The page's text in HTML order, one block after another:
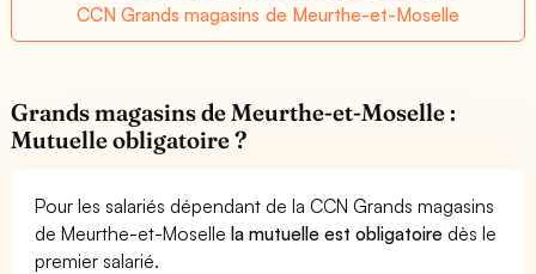
CCN Grands magasins de Meurthe-et-Moselle
Grands magasins de Meurthe-et-Moselle :
Mutuelle obligatoire ?
Pour les salariés dépendant de la CCN Grands magasins
de Meurthe-et-Mosellela mutuelle est obligatoire dès le
premier salarié.